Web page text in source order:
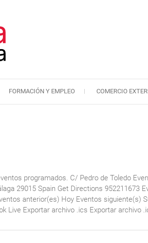
Cámara de Comercio
FORMACIÓN Y EMPLEO COMERCIO
programados. C/ Pedro de Toledo
29015 Spain Get Directions 952211673
anterior(es) Hoy Eventos siguiente(s)
Live Exportar archivo .ics Exportar archivo